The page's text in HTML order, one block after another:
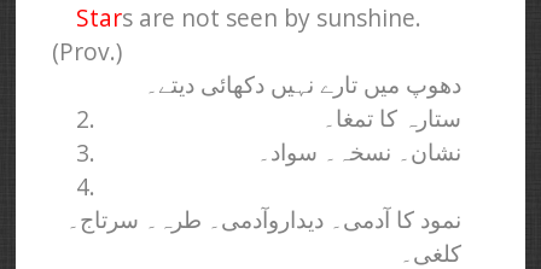
Stars are not seen by sunshine.
(Prov.)
دھوپ میں تارے نہیں دکھائی دیتے۔
2. ستارہ کا تمغا۔
3. نشان۔ نسخہ۔ سواد۔
4.
نمود کا آدمی۔ دیداروآدمی۔ طرہ۔ سرتاج۔
کلغی۔